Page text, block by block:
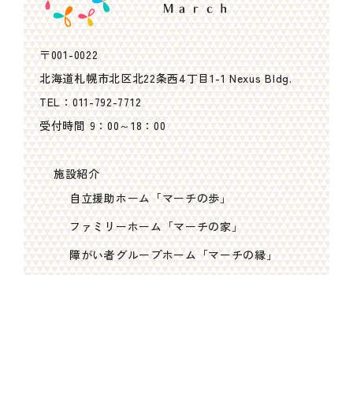
〒001-0022
北海道札幌市北区北22条西4丁目1-1 Nexus Bldg.
TEL：011-792-7712
受付時間 9：00～18：00
施設紹介
自立援助ホーム「マーチの歩」
ファミリーホーム「マーチの家」
障がい者グループホーム「マーチの縁」